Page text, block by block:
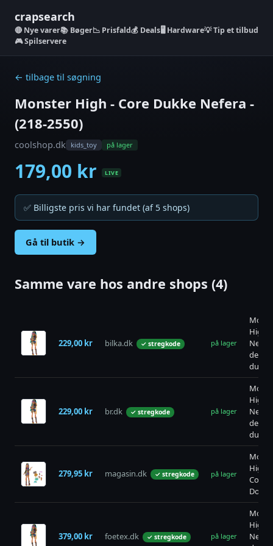
crapsearch
Nye varer📚 Bøger📉 Prisfald💰 Deals🖥️ Hardware💡 Tip et tilbud
🎮 Spilservere
← tilbage til søgning
Monster High - Core Dukke Nefera -
(218-2550)
coolshop.dk kids_toy på lager
179,00 kr LIVE
✅ Billigste pris vi har fundet (af 5 shops)
Gå til butik →
Samme vare hos andre shops (4)
229,00 kr bilka.dk ✓ stregkode på lager
High
Nefera
de
dukke
229,00 kr br.dk ✓ stregkode på lager
High
Nefera
de
dukke
279,95 kr magasin.dk ✓ stregkode på lager
High
Core
Doll
379,00 kr foetex.dk ✓ stregkode på lager
High
Nefera